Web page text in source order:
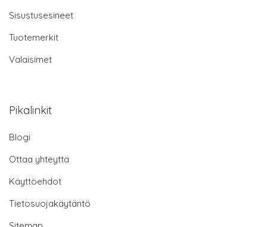
Sisustusesineet
Tuotemerkit
Valaisimet
Pikalinkit
Blogi
Ottaa yhteyttä
Käyttöehdot
Tietosuojakäytäntö